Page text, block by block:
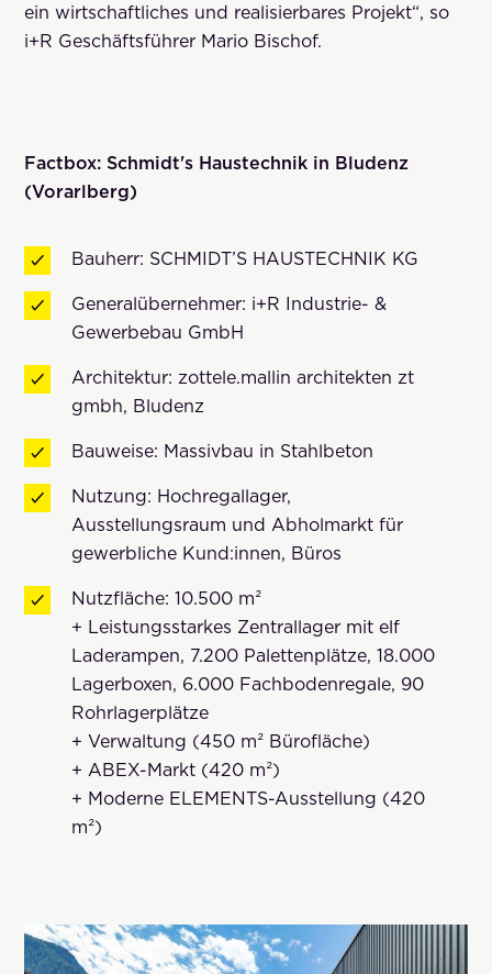
ein wirtschaftliches und realisierbares Projekt“, so
i+R Geschäftsführer Mario Bischof.
Factbox: Schmidt's Haustechnik in Bludenz
(Vorarlberg)
Bauherr: SCHMIDT’S HAUSTECHNIK KG
Generalübernehmer: i+R Industrie- &
Gewerbebau GmbH
Architektur: zottele.mallin architekten zt
gmbh, Bludenz
Bauweise: Massivbau in Stahlbeton
Nutzung: Hochregallager,
Ausstellungsraum und Abholmarkt für
gewerbliche Kund:innen, Büros
Nutzfläche: 10.500 m²
+ Leistungsstarkes Zentrallager mit elf
Laderampen, 7.200 Palettenplätze, 18.000
Lagerboxen, 6.000 Fachbodenregale, 90
Rohrlagerplätze
­+ Verwaltung (450 m² Bürofläche)
+ ABEX-Markt (420 m²)
+ Moderne ELEMENTS-Ausstellung (420
m²)